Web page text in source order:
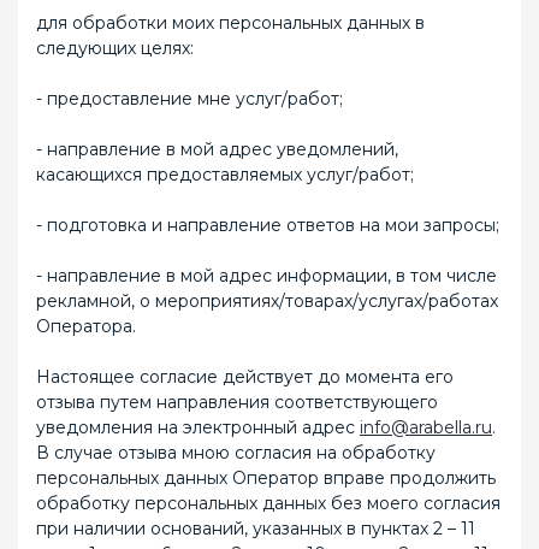
для обработки моих персональных данных в
следующих целях:
- предоставление мне услуг/работ;
- направление в мой адрес уведомлений,
касающихся предоставляемых услуг/работ;
- подготовка и направление ответов на мои запросы;
- направление в мой адрес информации, в том числе
рекламной, о мероприятиях/товарах/услугах/работах
Оператора.
Настоящее согласие действует до момента его
отзыва путем направления соответствующего
уведомления на электронный адрес info@arabella.ru.
В случае отзыва мною согласия на обработку
персональных данных Оператор вправе продолжить
обработку персональных данных без моего согласия
при наличии оснований, указанных в пунктах 2 – 11